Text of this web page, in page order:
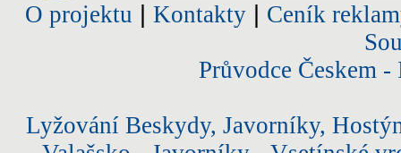
O projektu Kontakty| Ceník
Průvodce Českem
Lyžování Beskydy, Javorníky,